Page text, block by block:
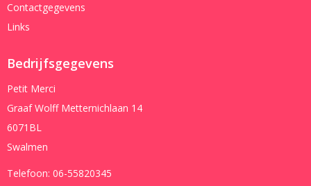
Contactgegevens
Links
Bedrijfsgegevens
Petit Merci
Graaf Wolff Metternichlaan 14
6071BL
Swalmen
Telefoon: 06-55820345